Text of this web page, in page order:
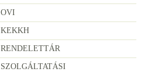
OVI
KEKKH
RENDELETTÁR
SZOLGÁLTATÁSI